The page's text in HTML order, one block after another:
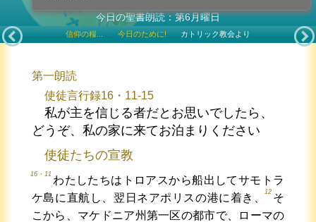
今日の聖書朗読：第6月曜日
信仰の糧... 今日のために! カトリック教会より
第一朗読
使徒言行録16・11-15
私が主を信じる者だとお思いでしたら、
どうぞ、私の家に来てお泊まりください
使徒たちの宣教
16・11
わたしたちはトロアスから船出してサモトラ
ケ島に直航し、翌日ネアポリスの港に着き、
12
そ
こから、マケドニア州第一区の都市で、ローマの